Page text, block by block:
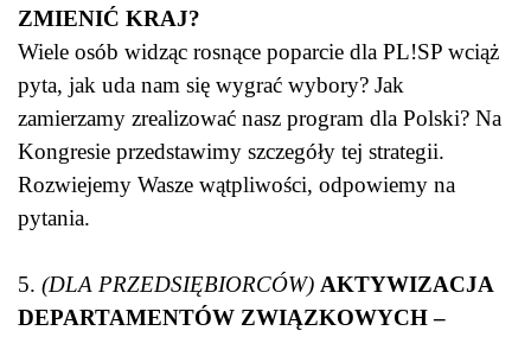
ZMIENIĆ KRAJ?
Wiele osób widząc rosnące poparcie dla PL!SP wciąż
pyta, jak uda nam się wygrać wybory? Jak
zamierzamy zrealizować nasz program dla Polski? Na
Kongresie przedstawimy szczegóły tej strategii.
Rozwiejemy Wasze wątpliwości, odpowiemy na
pytania.
5. (DLA PRZEDSIĘBIORCÓW) AKTYWIZACJA
DEPARTAMENTÓW ZWIĄZKOWYCH –